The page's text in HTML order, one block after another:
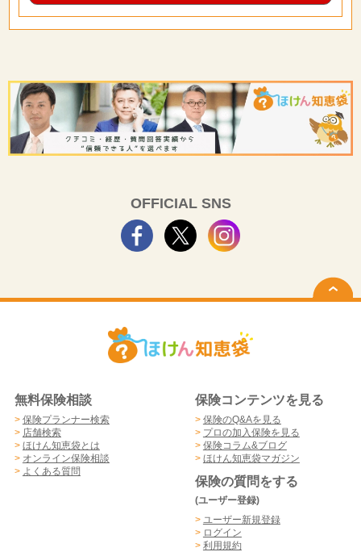
OFFICIAL SNS
無料保険相談
> 保険プランナー検索
> 店舗検索
> ほけん知恵袋とは
> オンライン保険相談
> よくある質問
保険コンテンツを見る
> 保険のQ&Aを見る
> プロの加入保険を見る
> 保険コラム&ブログ
> ほけん知恵袋マガジン
保険の質問をする
(ユーザー登録)
> ユーザー新規登録
> ログイン
> 利用規約